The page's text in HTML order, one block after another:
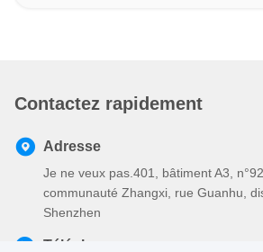
Contactez rapidement
Adresse
Je ne veux pas.401, bâtiment A3,
communauté Zhangxi, rue Guanhu,
Shenzhen
Téléphone